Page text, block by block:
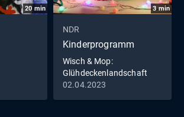
20 min 3min
NDR
Kinderprogramm
Wisch & Mop:
Glühdeckenlandschaft
02.04.2023